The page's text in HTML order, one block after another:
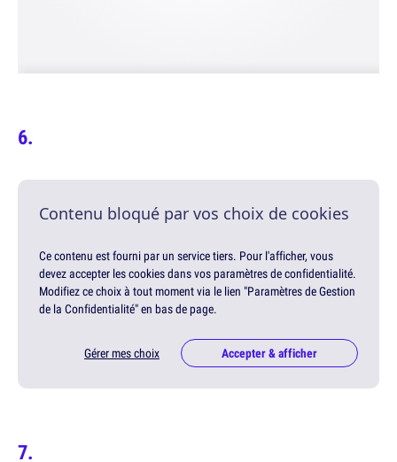
Contenu bloqué par vos choix de cookies
Ce contenu est fourni par un service tiers. Pour l'afficher, vous
devez accepter les cookies dans vos paramètres de confidentialité.
Modifiez ce choix à tout moment via le lien "Paramètres de Gestion
de la Confidentialité" en bas de page.
Gérer mes choix Accepter & afficher